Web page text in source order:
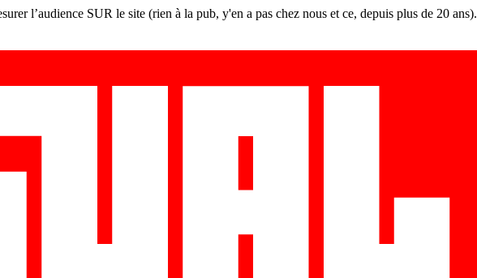
l’audience SUR le site (rien à la pub, y'en a pas chez nous et ce, depuis plus de 20 ans).